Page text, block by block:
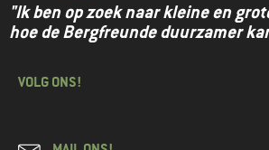
"Ik ben op zoek naar kleine en
hoe de Bergfreunde duurzamer
VOLG ONS!